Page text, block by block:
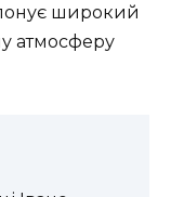
широкий
атмосферу